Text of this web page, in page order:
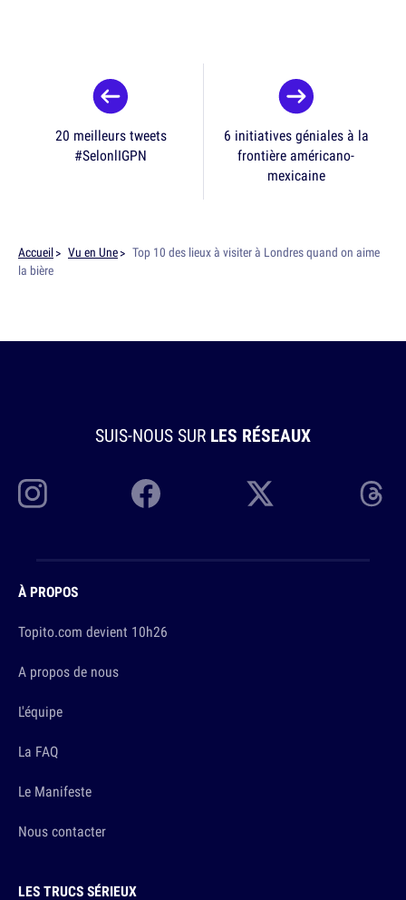
20 meilleurs tweets
#SelonlIGPN
6 initiatives géniales à la
frontière américano-
mexicaine
Accueil Vu en Une
Top 10 des lieux à visiter à Londres quand on aime
la bière
SUIS-NOUS SUR LES RÉSEAUX
À PROPOS
Topito.com devient 10h26
A propos de nous
L'équipe
La FAQ
Le Manifeste
Nous contacter
LES TRUCS SÉRIEUX